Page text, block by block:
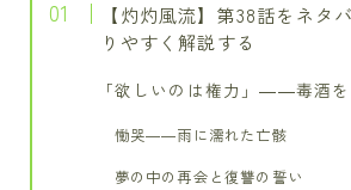
【灼灼風流】第38話をネタ
りやすく解説する
「欲しいのは権力」――毒酒
慟哭――雨に濡れた亡骸
夢の中の再会と復讐の誓い